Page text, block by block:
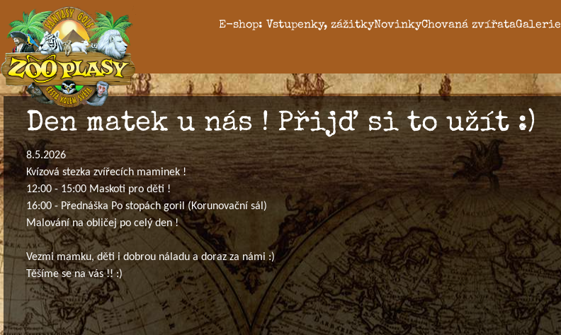
E-shop: Vstupenky, zážitkyNovinkyChovaná zvířataGalerie
Den matek u nás ! Přijď si to užít :)
8.5.2026
Kvízová stezka zvířecích maminek !
12:00 - 15:00 Maskoti pro děti !
16:00 - Přednáška Po stopách goril (Korunovační sál)
Malování na obličej po celý den !
Vezmi mamku, děti i dobrou náladu a doraz za námi :)
Těšíme se na vás !! :)